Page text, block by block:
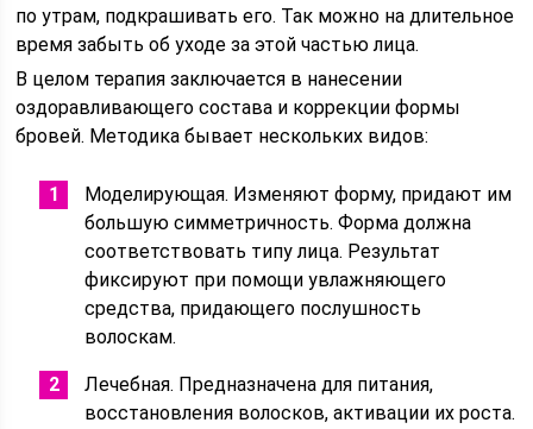
по утрам, подкрашивать его. Так можно на длительное
время забыть об уходе за этой частью лица.
В целом терапия заключается в нанесении
оздоравливающего состава и коррекции формы
бровей. Методика бывает нескольких видов:
Моделирующая. Изменяют форму, придают им
большую симметричность. Форма должна
соответствовать типу лица. Результат
фиксируют при помощи увлажняющего
средства, придающего послушность
волоскам.
Лечебная. Предназначена для питания,
восстановления волосков, активации их роста.